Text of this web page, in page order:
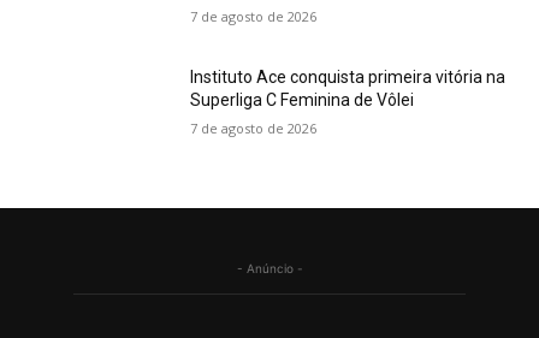
7 de agosto de 2026
Instituto Ace conquista primeira vitória na
Superliga C Feminina de Vôlei
7 de agosto de 2026
- Anúncio -